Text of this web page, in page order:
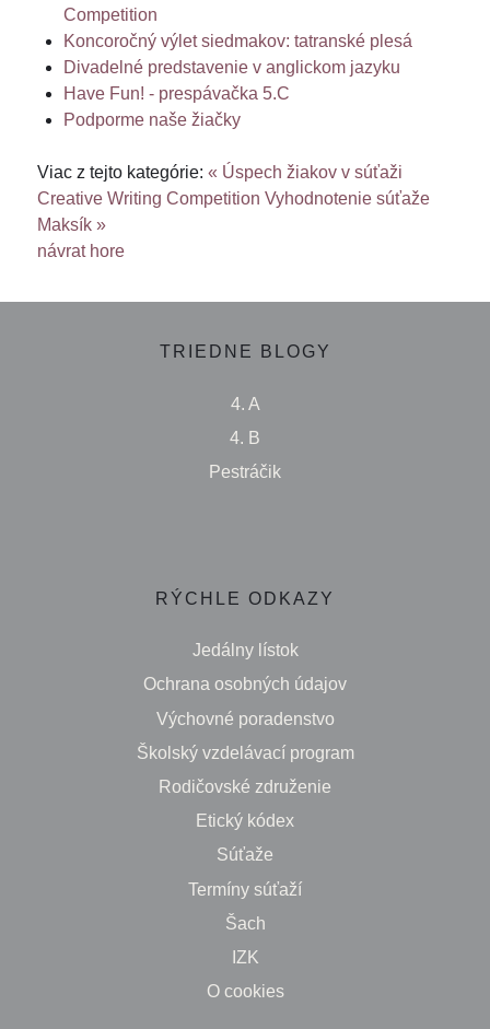
Competition
Koncoročný výlet siedmakov: tatranské plesá
Divadelné predstavenie v anglickom jazyku
Have Fun! - prespávačka 5.C
Podporme naše žiačky
Viac z tejto kategórie: « Úspech žiakov v súťaži
Creative Writing Competition Vyhodnotenie súťaže
Maksík »
návrat hore
TRIEDNE BLOGY
4. A
4. B
Pestráčik
RÝCHLE ODKAZY
Jedálny lístok
Ochrana osobných údajov
Výchovné poradenstvo
Školský vzdelávací program
Rodičovské združenie
Etický kódex
Súťaže
Termíny súťaží
Šach
IZK
O cookies